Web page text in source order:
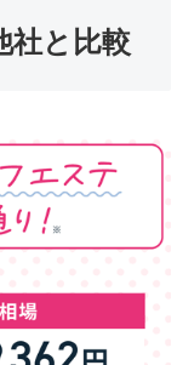
社と比較